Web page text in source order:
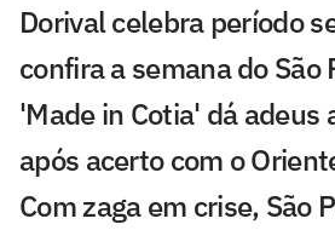
Dorival celebra período
confira a semana do São
'Made in Cotia' dá adeus
após acerto com o
Com zaga em crise, São